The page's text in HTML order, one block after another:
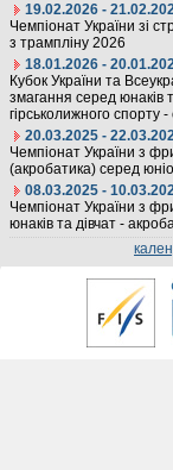
19.02.2026 -
Чемпіонат України зі
з трампліну 2026
18.01.2026 -
Кубок України та
змагання серед юнаків
гірськолижного спорту -
20.03.2025 -
Чемпіонат України з
(акробатика) серед
08.03.2025 -
Чемпіонат України з
юнаків та дівчат -